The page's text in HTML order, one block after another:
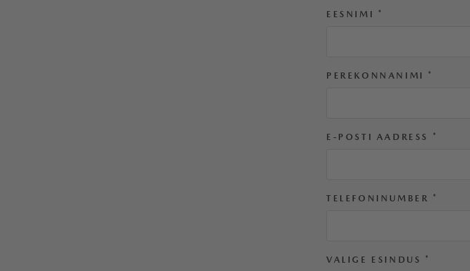
EESNIMI *
PEREKONNANIMI *
E-POSTI AADRESS *
TELEFONINUMBER *
VALIGE ESINDUS *